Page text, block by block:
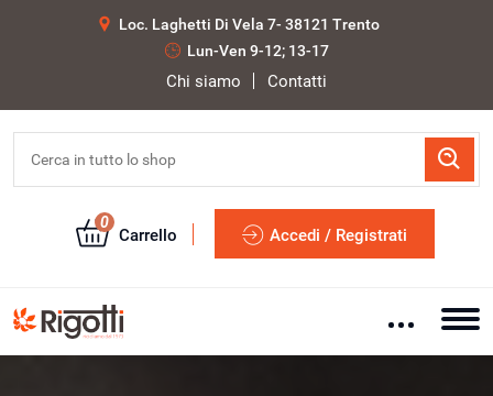
Loc. Laghetti Di Vela 7- 38121 Trento
Lun-Ven 9-12; 13-17
Chi siamo Contatti
0
Carrello Accedi / Registrati